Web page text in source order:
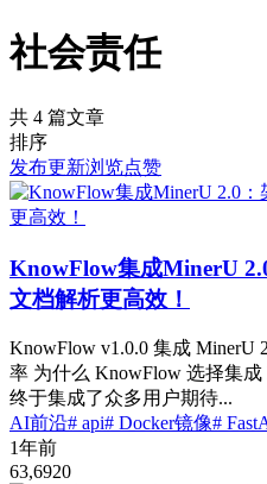
社会责任
共 4 篇文章
排序
发布更新浏览点赞
KnowFlow集成MinerU
文档解析更高效！
KnowFlow v1.0.0 集成 MinerU
率 为什么 KnowFlow 选择集成
终于集成了众多用户期待...
AI前沿# api# Docker镜像#
1年前
63,6920